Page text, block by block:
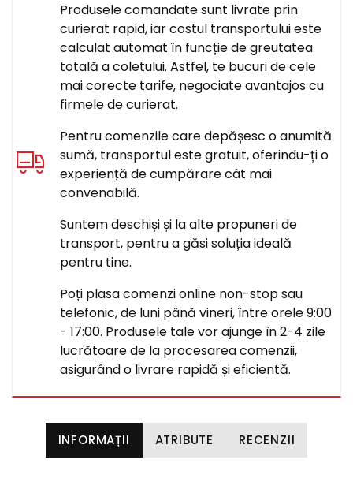
Produsele comandate sunt livrate prin
curierat rapid, iar costul transportului este
calculat automat în funcție de greutatea
totală a coletului. Astfel, te bucuri de cele
mai corecte tarife, negociate avantajos cu
firmele de curierat.
Pentru comenzile care depășesc o anumită
sumă, transportul este gratuit, oferindu-ți o
experiență de cumpărare cât mai
convenabilă.
Suntem deschiși și la alte propuneri de
transport, pentru a găsi soluția ideală
pentru tine.
Poți plasa comenzi online non-stop sau
telefonic, de luni până vineri, între orele 9:00
- 17:00. Produsele tale vor ajunge în 2-4 zile
lucrătoare de la procesarea comenzii,
asigurând o livrare rapidă și eficientă.
INFORMAȚII ATRIBUTE RECENZII